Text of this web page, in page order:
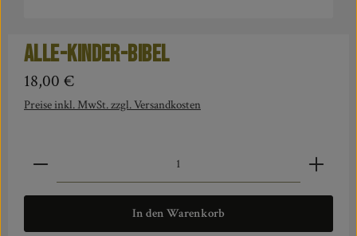
Alle-Kinder-Bibel
Regulärer Preis:
18,00 €
Preise inkl. MwSt. zzgl. Versandkosten
Produkt Anzahl: Gib den gewünschten Wert ein oder
In den Warenkorb